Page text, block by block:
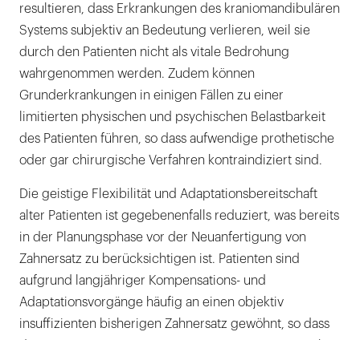
resultieren, dass Erkrankungen des kraniomandibulären
Systems subjektiv an Bedeutung verlieren, weil sie
durch den Patienten nicht als vitale Bedrohung
wahrgenommen werden. Zudem können
Grunderkrankungen in einigen Fällen zu einer
limitierten physischen und psychischen Belastbarkeit
des Patienten führen, so dass aufwendige prothetische
oder gar chirurgische Verfahren kontraindiziert sind.
Die geistige Flexibilität und Adaptationsbereitschaft
alter Patienten ist gegebenenfalls reduziert, was bereits
in der Planungsphase vor der Neuanfertigung von
Zahnersatz zu berücksichtigen ist. Patienten sind
aufgrund langjähriger Kompensations- und
Adaptationsvorgänge häufig an einen objektiv
insuffizienten bisherigen Zahnersatz gewöhnt, so dass